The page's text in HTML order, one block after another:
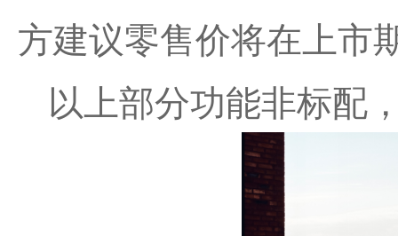
方建议零售价将在上市
以上部分功能非标配